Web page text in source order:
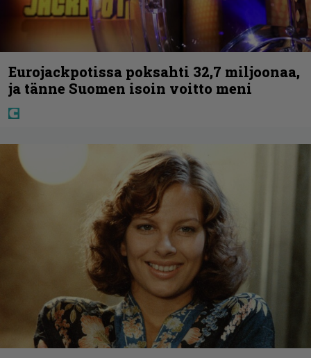
Eurojackpotissa poksahti 32,7 miljoonaa,
ja tänne Suomen isoin voitto meni